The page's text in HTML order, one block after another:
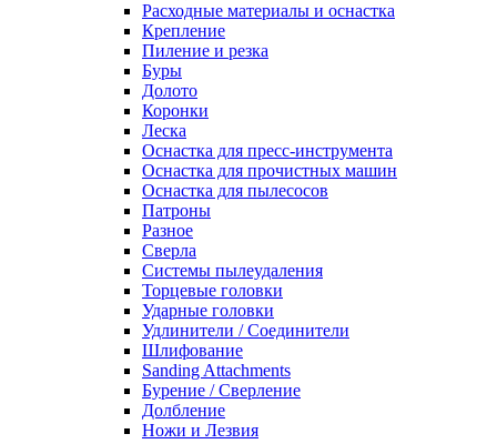
Расходные материалы и оснастка
Крепление
Пиление и резка
Буры
Долото
Коронки
Леска
Оснастка для пресс-инструмента
Оснастка для прочистных машин
Оснастка для пылесосов
Патроны
Разное
Сверла
Системы пылеудаления
Торцевые головки
Ударные головки
Удлинители / Соединители
Шлифование
Sanding Attachments
Бурение / Сверление
Долбление
Ножи и Лезвия